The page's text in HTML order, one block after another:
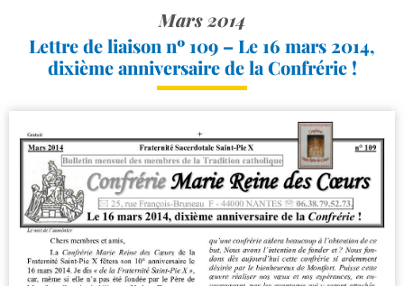
Mars 2014
Lettre de liaison nº 109 – Le 16 mars 2014,
dixième anniversaire de la Confrérie !